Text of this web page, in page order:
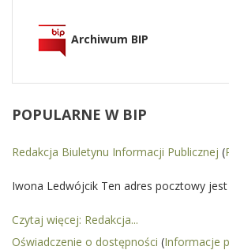
Archiwum BIP
POPULARNE W BIP
Redakcja Biuletynu Informacji Publicznej (
Iwona Ledwójcik Ten adres pocztowy jest
Czytaj więcej: Redakcja...
Oświadczenie o dostępności (Informacje